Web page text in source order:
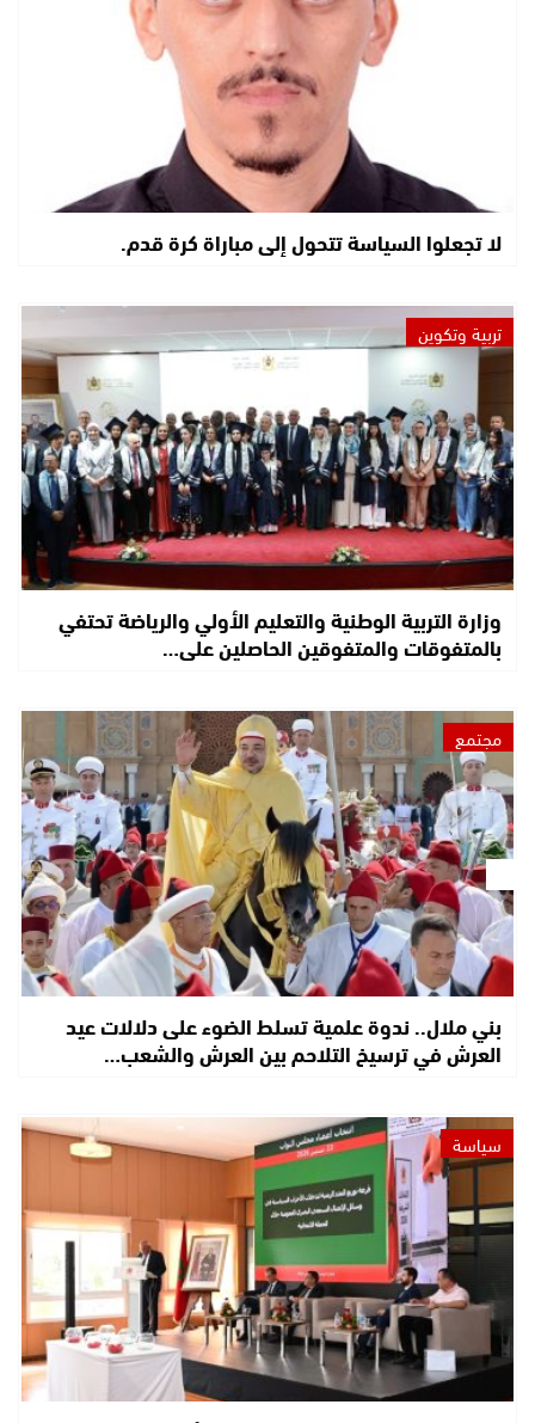
لا تجعلوا السياسة تتحول إلى مباراة كرة قدم.
تربية وتكوين
وزارة التربية الوطنية والتعليم الأولي والرياضة تحتفي
بالمتفوقات والمتفوقين الحاصلين على…
مجتمع
بني ملال.. ندوة علمية تسلط الضوء على دلالات عيد
العرش في ترسيخ التلاحم بين العرش والشعب…
سياسة